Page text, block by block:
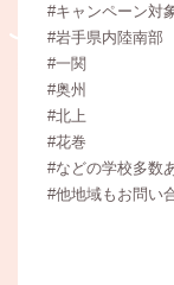
#キャンペーン対
#岩手県内陸南部
#一関
#奥州
#北上
#花巻
#などの学校多数
#他地域もお問い